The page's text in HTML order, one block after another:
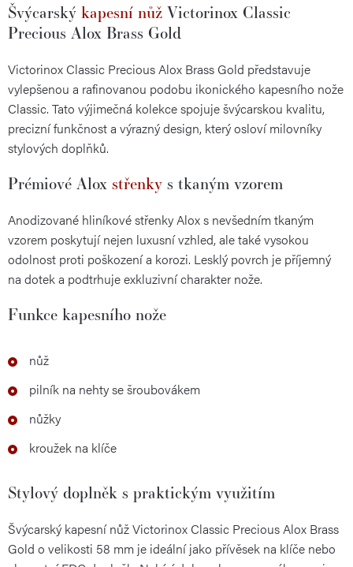
Švýcarský kapesní nůž Victorinox Classic
Precious Alox Brass Gold
Victorinox Classic Precious Alox Brass Gold představuje
vylepšenou a rafinovanou podobu ikonického kapesního nože
Classic. Tato výjimečná kolekce spojuje švýcarskou kvalitu,
precizní funkčnost a výrazný design, který osloví milovníky
stylových doplňků.
Prémiové Alox střenky s tkaným vzorem
Anodizované hliníkové střenky Alox s nevšedním tkaným
vzorem poskytují nejen luxusní vzhled, ale také vysokou
odolnost proti poškození a korozi. Lesklý povrch je příjemný
na dotek a podtrhuje exkluzivní charakter nože.
Funkce kapesního nože
nůž
pilník na nehty se šroubovákem
nůžky
kroužek na klíče
Stylový doplněk s praktickým využitím
Švýcarský kapesní nůž Victorinox Classic Precious Alox Brass
Gold o velikosti 58 mm je ideální jako přívěsek na klíče nebo